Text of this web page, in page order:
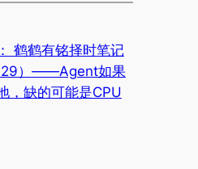
鹤鹤有铭择时笔记
）——Agent如果
，缺的可能是CPU